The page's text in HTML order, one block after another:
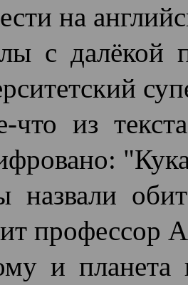
на
с далёкой
что из
профессор
и планета